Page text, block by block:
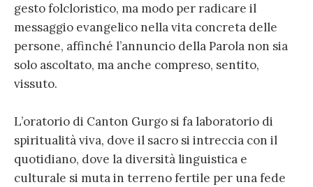
gesto folcloristico, ma modo per radicare il
messaggio evangelico nella vita concreta delle
persone, affinché l’annuncio della Parola non sia
solo ascoltato, ma anche compreso, sentito,
vissuto.
L’oratorio di Canton Gurgo si fa laboratorio di
spiritualità viva, dove il sacro si intreccia con il
quotidiano, dove la diversità linguistica e
culturale si muta in terreno fertile per una fede